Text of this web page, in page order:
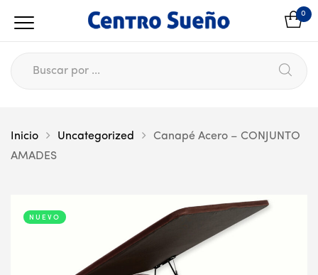
0
Inicio Uncategorized
Canapé Acero – CONJUNTO
AMADES
NUEVO